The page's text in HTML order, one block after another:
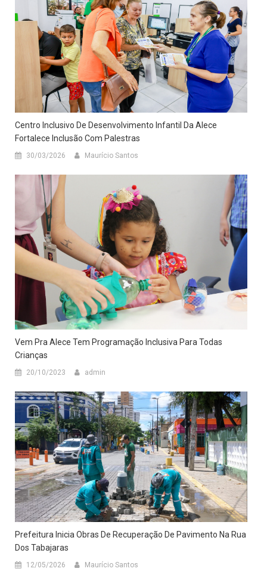
Centro Inclusivo De Desenvolvimento Infantil Da Alece
Fortalece Inclusão Com Palestras
30/03/2026 Maurício Santos
Vem Pra Alece Tem Programação Inclusiva Para Todas
Crianças
20/10/2023 admin
Prefeitura Inicia Obras De Recuperação De Pavimento Na Rua
Dos Tabajaras
12/05/2026 Maurício Santos